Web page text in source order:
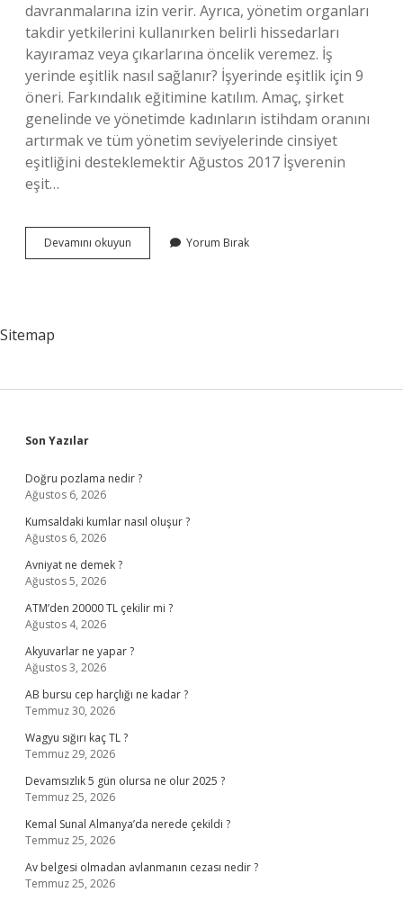
davranmalarına izin verir. Ayrıca, yönetim organları
takdir yetkilerini kullanırken belirli hissedarları
kayıramaz veya çıkarlarına öncelik veremez. İş
yerinde eşitlik nasıl sağlanır? İşyerinde eşitlik için 9
öneri. Farkındalık eğitimine katılım. Amaç, şirket
genelinde ve yönetimde kadınların istihdam oranını
artırmak ve tüm yönetim seviyelerinde cinsiyet
eşitliğini desteklemektir Ağustos 2017 İşverenin
eşit…
Devamını okuyun Işletmede
Eşitlik
Yorum Bırak
Sitemap
Sidebar
Son Yazılar
Doğru pozlama nedir ?
Ağustos 6, 2026
Kumsaldaki kumlar nasıl oluşur ?
Ağustos 6, 2026
Avniyat ne demek ?
Ağustos 5, 2026
ATM’den 20000 TL çekilir mi ?
Ağustos 4, 2026
Akyuvarlar ne yapar ?
Ağustos 3, 2026
AB bursu cep harçlığı ne kadar ?
Temmuz 30, 2026
Wagyu sığırı kaç TL ?
Temmuz 29, 2026
Devamsızlık 5 gün olursa ne olur 2025 ?
Temmuz 25, 2026
Kemal Sunal Almanya’da nerede çekildi ?
Temmuz 25, 2026
Av belgesi olmadan avlanmanın cezası nedir ?
Temmuz 25, 2026